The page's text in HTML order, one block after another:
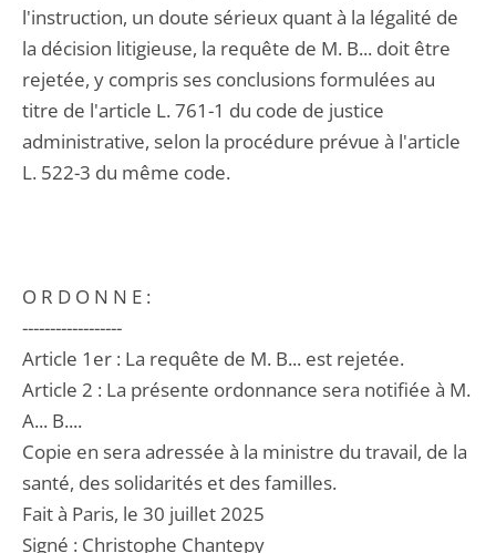
l'instruction, un doute sérieux quant à la légalité de
la décision litigieuse, la requête de M. B... doit être
rejetée, y compris ses conclusions formulées au
titre de l'article L. 761-1 du code de justice
administrative, selon la procédure prévue à l'article
L. 522-3 du même code.
O R D O N N E :
------------------
Article 1er : La requête de M. B... est rejetée.
Article 2 : La présente ordonnance sera notifiée à M.
A... B....
Copie en sera adressée à la ministre du travail, de la
santé, des solidarités et des familles.
Fait à Paris, le 30 juillet 2025
Signé : Christophe Chantepy